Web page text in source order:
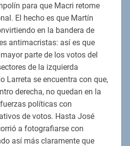
para que Macri retome
El hecho es que Martín
en la bandera de
antimacristas: así es que
parte de los votos del
de la izquierda
Larreta se encuentra con que,
derecha, no quedan en la
políticas con
de votos. Hasta José
a fotografiarse con
así más claramente que